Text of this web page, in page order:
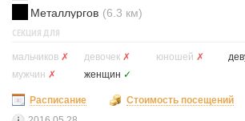
Металлургов (6.3 км)
СЕКЦИЯ ДЛЯ
мальчиков ✗ девочек ✗ юношей ✗
мужчин ✗ женщин ✓
Расписание Стоимость посещений